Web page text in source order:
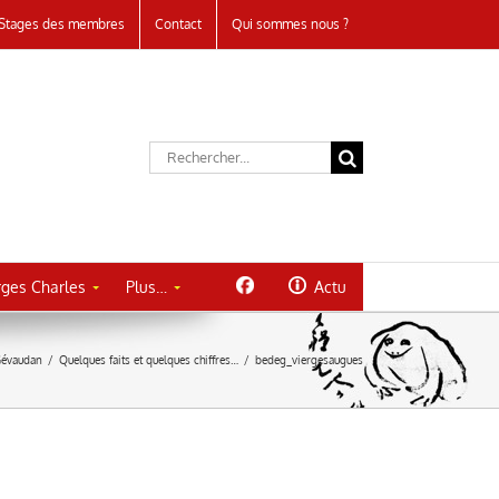
des membres Contact Qui sommes nous ?
Rechercher:
Charles Plus… Actu
/ Quelques faits et quelques chiffres… / bedeg_viergesaugues